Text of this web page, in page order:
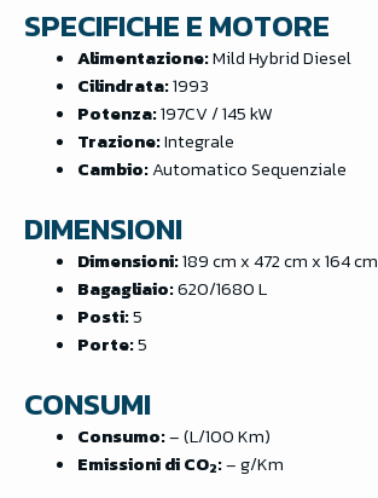
SPECIFICHE E MOTORE
Alimentazione:Mild Hybrid Diesel
Cilindrata:1993
Potenza:197CV / 145 kW
Trazione:Integrale
Cambio:Automatico Sequenziale
DIMENSIONI
Dimensioni:189 cm x 472 cm x 164 cm
Bagagliaio:620/1680 L
Posti:5
Porte:5
CONSUMI
Consumo:– (L/100 Km)
Emissioni di CO2:– g/Km